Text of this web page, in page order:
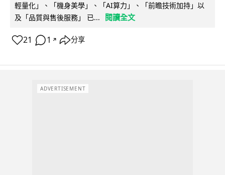
輕量化」、「機身美學」、「AI算力」、「前瞻技術加持」以
及「品質與售後服務」 已...
閱讀全文
21 1 ↗ 分享
ADVERTISEMENT